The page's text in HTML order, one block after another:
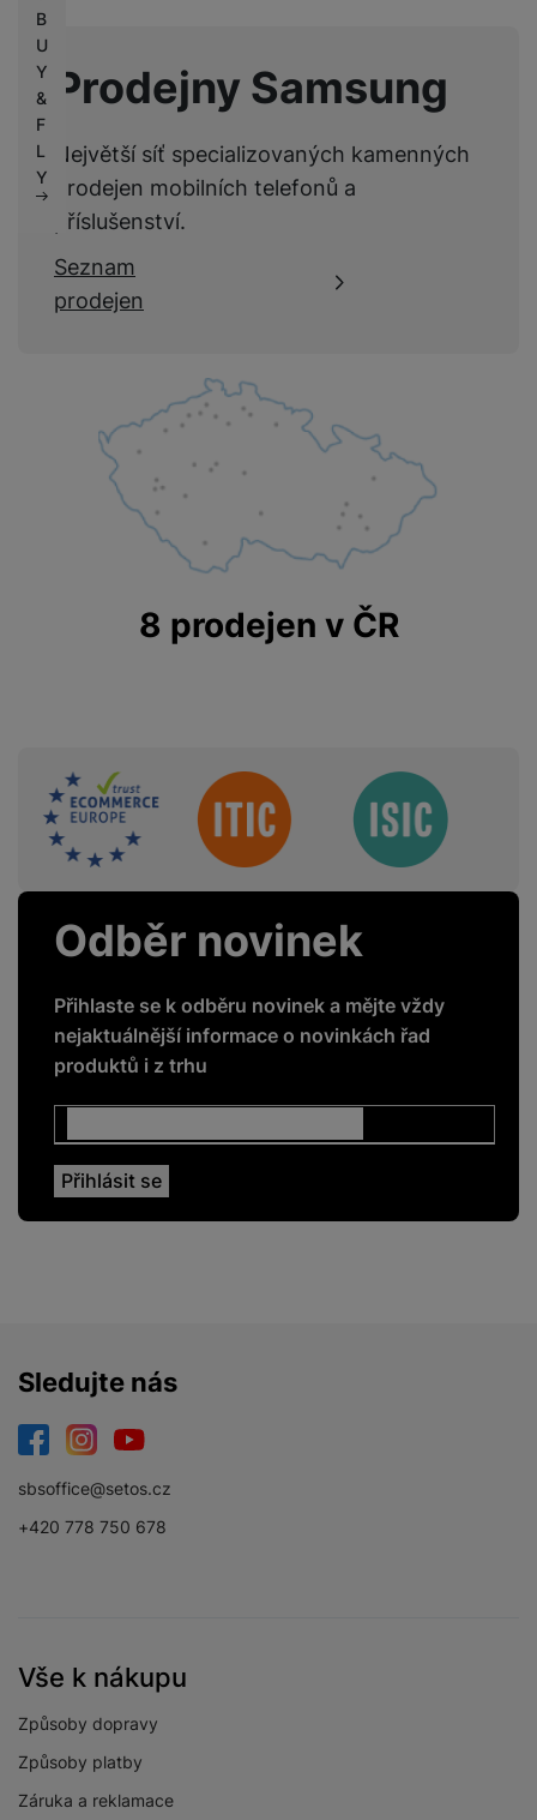
B
U
Y
&
F
L
Y
Nebyla přidána žádná recenze.
Prodejny Samsung
Největší síť specializovaných kamenných
prodejen mobilních telefonů a
příslušenství.
Seznam
prodejen
8 prodejen v ČR
Sdružení
Odběr novinek
Přihlaste se k odběru novinek a mějte vždy
nejaktuálnější informace o novinkách řad
produktů i z trhu
Sledujte nás
sbsoffice@setos.cz
+420 778 750 678
Vše k nákupu
Způsoby dopravy
Způsoby platby
Záruka a reklamace